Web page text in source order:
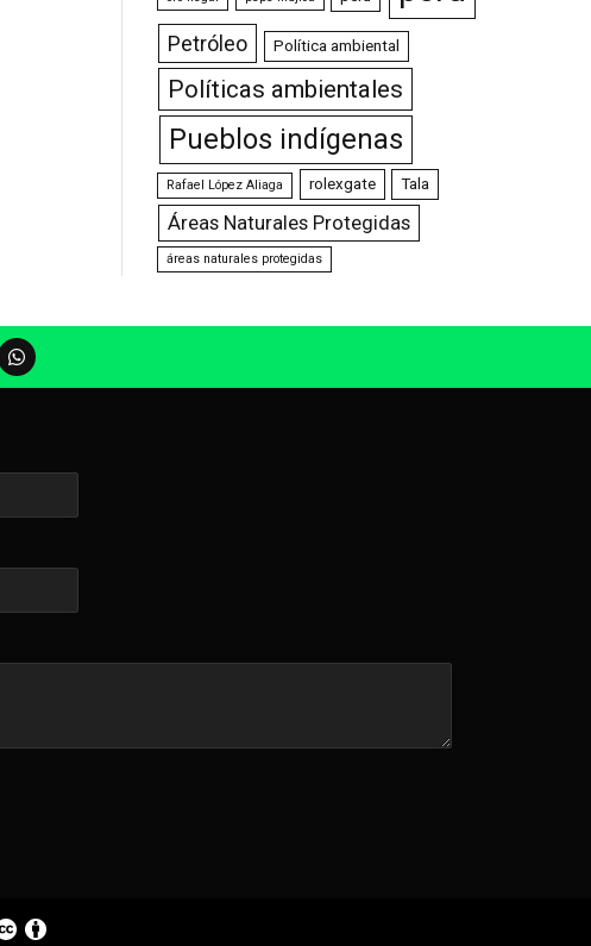
Petróleo Política ambiental
Políticas ambientales
Pueblos indígenas
Rafael López Aliaga rolexgate Tala
Áreas Naturales Protegidas
áreas naturales protegidas